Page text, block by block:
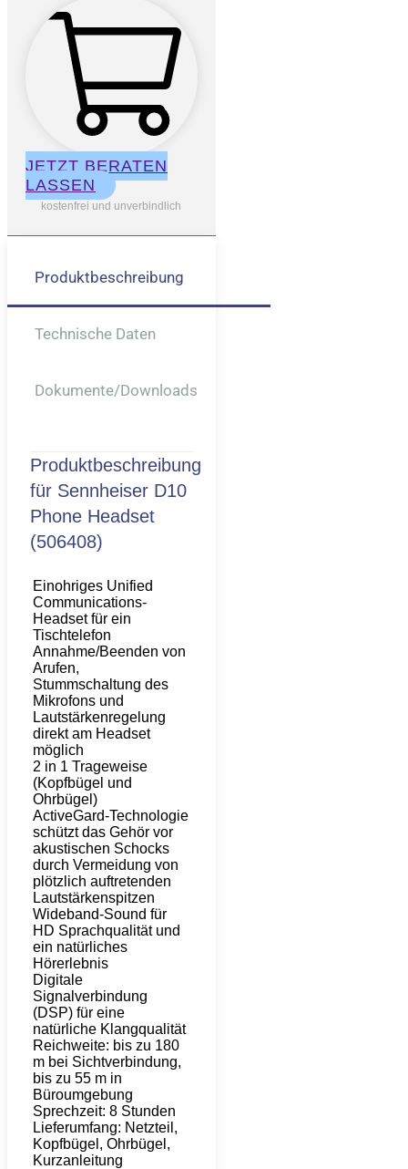
JETZT BERATEN
LASSEN
kostenfrei und unverbindlich
Produktbeschreibung
Technische Daten
Dokumente/downloads
Produktbeschreibung
für Sennheiser D10
Phone Headset
(506408)
Einohriges Unified
Communications-
Headset für ein
Tischtelefon
Annahme/Beenden von
Arufen,
Stummschaltung des
Mikrofons und
Lautstärkenregelung
direkt am Headset
möglich
2 in 1 Trageweise
(Kopfbügel und
Ohrbügel)
ActiveGard-Technologie
schützt das Gehör vor
akustischen Schocks
durch Vermeidung von
plötzlich auftretenden
Lautstärkenspitzen
Wideband-Sound für
HD Sprachqualität und
ein natürliches
Hörerlebnis
Digitale
Signalverbindung
(DSP) für eine
natürliche Klangqualität
Reichweite: bis zu 180
m bei Sichtverbindung,
bis zu 55 m in
Büroumgebung
Sprechzeit: 8 Stunden
Lieferumfang: Netzteil,
Kopfbügel, Ohrbügel,
Kurzanleitung